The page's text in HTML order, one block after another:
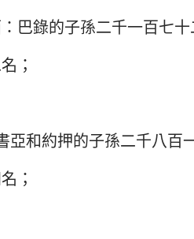
腓立比書
提多書
巴錄的子孫二千一百七十
；
亞和約押的子孫二千八百
；